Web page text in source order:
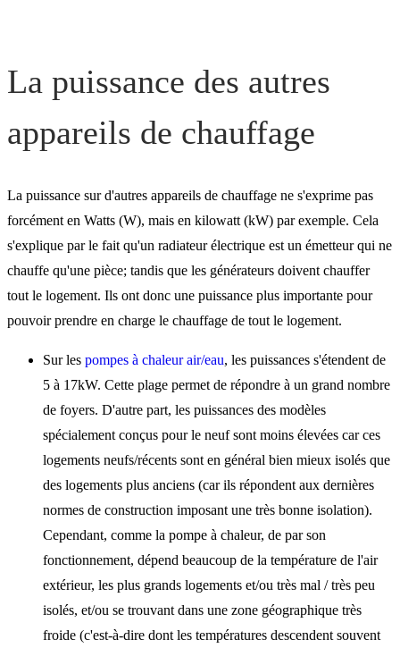
La puissance des autres
appareils de chauffage
La puissance sur d'autres appareils de chauffage ne s'exprime pas
forcément en Watts (W), mais en kilowatt (kW) par exemple. Cela
s'explique par le fait qu'un radiateur électrique est un émetteur qui ne
chauffe qu'une pièce; tandis que les générateurs doivent chauffer
tout le logement. Ils ont donc une puissance plus importante pour
pouvoir prendre en charge le chauffage de tout le logement.
Sur les pompes à chaleur air/eau, les puissances s'étendent de
5 à 17kW. Cette plage permet de répondre à un grand nombre
de foyers. D'autre part, les puissances des modèles
spécialement conçus pour le neuf sont moins élevées car ces
logements neufs/récents sont en général bien mieux isolés que
des logements plus anciens (car ils répondent aux dernières
normes de construction imposant une très bonne isolation).
Cependant, comme la pompe à chaleur, de par son
fonctionnement, dépend beaucoup de la température de l'air
extérieur, les plus grands logements et/ou très mal / très peu
isolés, et/ou se trouvant dans une zone géographique très
froide (c'est-à-dire dont les températures descendent souvent